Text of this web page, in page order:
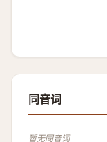
同音词
暂无同音词